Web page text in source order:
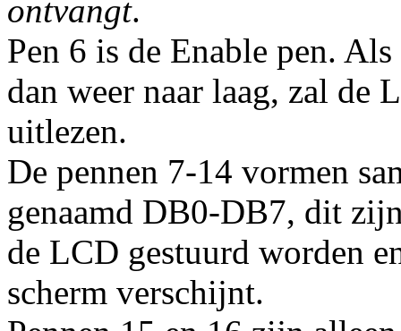
ontvangt.
Pen 6 is de Enable pen.
dan weer naar laag, zal de
uitlezen.
De pennen 7-14 vormen
genaamd DB0-DB7, dit
de LCD gestuurd worden
scherm verschijnt.